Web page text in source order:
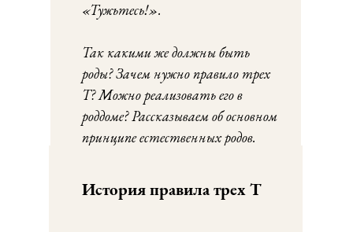
«Тужьтесь!».
Так какими же должны быть
роды? Зачем нужно правило трех
Т? Можно реализовать его в
роддоме? Рассказываем об основном
принципе естественных родов.
История правила трех Т